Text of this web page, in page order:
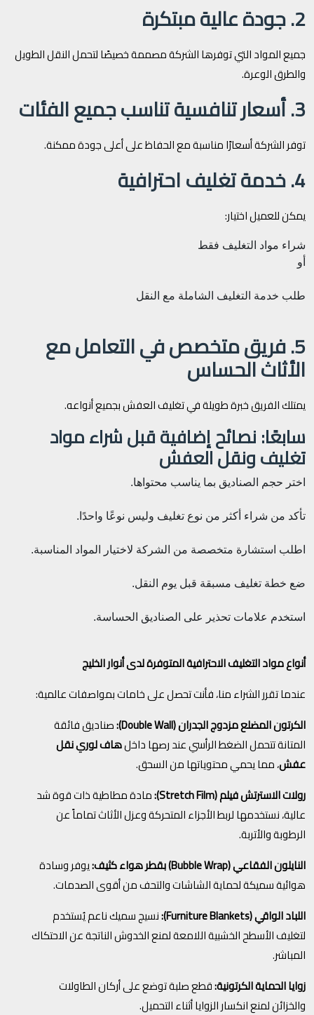
2. جودة عالية مبتكرة
جميع المواد التي توفرها الشركة مصممة خصيصًا لتحمل النقل الطويل
والطرق الوعرة.
3. أسعار تنافسية تناسب جميع الفئات
توفر الشركة أسعارًا مناسبة مع الحفاظ على أعلى جودة ممكنة.
4. خدمة تغليف احترافية
يمكن للعميل اختيار:
شراء مواد التغليف فقط
أو
طلب خدمة التغليف الشاملة مع النقل
5. فريق متخصص في التعامل مع
الأثاث الحساس
يمتلك الفريق خبرة طويلة في تغليف العفش بجميع أنواعه.
سابعًا: نصائح إضافية قبل شراء مواد
تغليف ونقل العفش
اختر حجم الصناديق بما يناسب محتواها.
تأكد من شراء أكثر من نوع تغليف وليس نوعًا واحدًا.
اطلب استشارة متخصصة من الشركة لاختيار المواد المناسبة.
ضع خطة تغليف مسبقة قبل يوم النقل.
استخدم علامات تحذير على الصناديق الحساسة.
أنواع مواد التغليف الاحترافية المتوفرة لدى أنوار الخليج
عندما تقرر الشراء منا، فأنت تحصل على خامات بمواصفات عالمية:
الكرتون المضلع مزدوج الجدران (Double Wall):
صناديق فائقة
المتانة تتحمل الضغط الرأسي عند رصها داخلهاف لوري نقل
عفش، مما يحمي محتوياتها من السحق.
رولات الاسترتش فيلم (Stretch Film):
مادة مطاطية ذات قوة شد
عالية، نستخدمها لربط الأجزاء المتحركة وعزل الأثاث تماماً عن
الرطوبة والأتربة.
النايلون الفقاعي (Bubble Wrap) بقطر هواء كثيف:
يوفر وسادة
هوائية سميكة لحماية الشاشات والتحف من أقوى الصدمات.
اللباد الواقي (Furniture Blankets):
نسيج سميك ناعم يُستخدم
لتغليف الأسطح الخشبية اللامعة لمنع الخدوش الناتجة عن الاحتكاك
المباشر.
زوايا الحماية الكرتونية:قطع صلبة توضع على أركان الطاولات
والخزائن لمنع انكسار الزوايا أثناء التحميل.